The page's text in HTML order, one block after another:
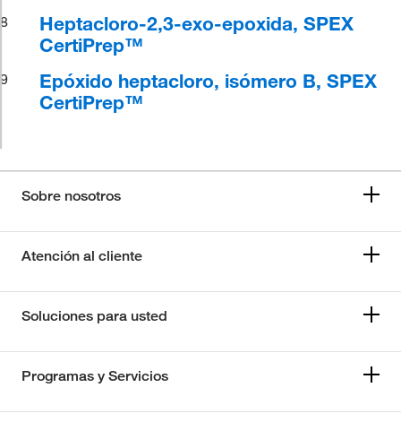
8
Heptacloro-2,3-exo-epoxida, SPEX
CertiPrep™
9
Epóxido heptacloro, isómero B, SPEX
CertiPrep™
Sobre nosotros
Atención al cliente
Soluciones para usted
Programas y Servicios